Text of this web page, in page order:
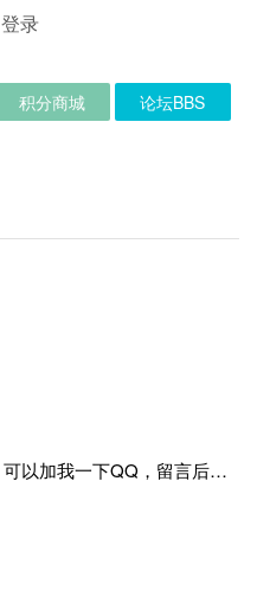
登录
积分商城 论坛BBS
可以的，已经重置密码，可以加我一下QQ，留言后我就发密码给你。